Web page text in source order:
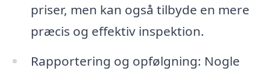
priser, men kan også tilbyde en mere
præcis og effektiv inspektion.
Rapportering og opfølgning: Nogle